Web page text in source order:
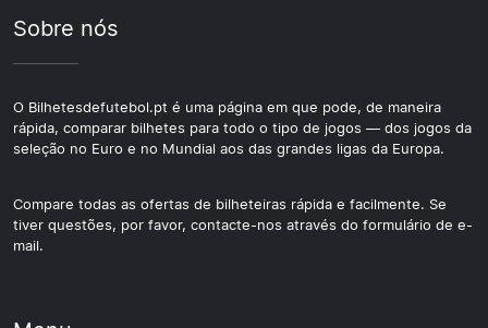
Sobre nós
O Bilhetesdefutebol.pt é uma página em que pode, de maneira
rápida, comparar bilhetes para todo o tipo de jogos — dos jogos da
seleção no Euro e no Mundial aos das grandes ligas da Europa.
Compare todas as ofertas de bilheteiras rápida e facilmente. Se
tiver questões, por favor, contacte-nos através do formulário de e-
mail.